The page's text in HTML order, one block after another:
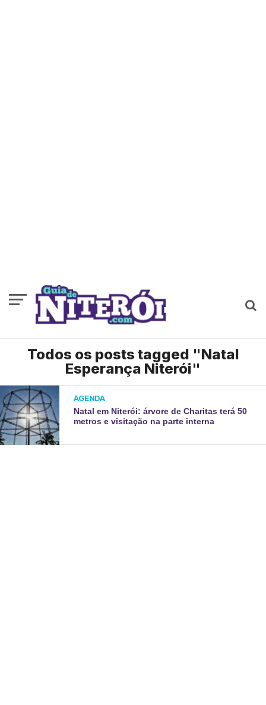
Todos os posts tagged "Natal
Esperança Niterói"
AGENDA
Natal em Niterói: árvore de Charitas terá 50
metros e visitação na parte interna